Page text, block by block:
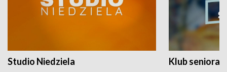
Studio Niedziela Klub seniora